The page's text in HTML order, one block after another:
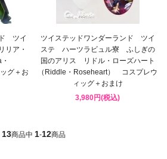
ツイ
ア・
グ＋お
ツイステッドワンダーランド ツイ
ステ ハーツラビュル寮 ふしぎの
国のアリス リドル・ローズハート
（Riddle・Roseheart） コスプレウ
ィッグ＋おまけ
3,980円(税込)
13商品中 1-12商品